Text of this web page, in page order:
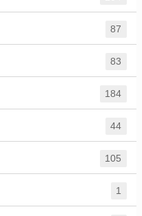
87
83
184
44
105
1